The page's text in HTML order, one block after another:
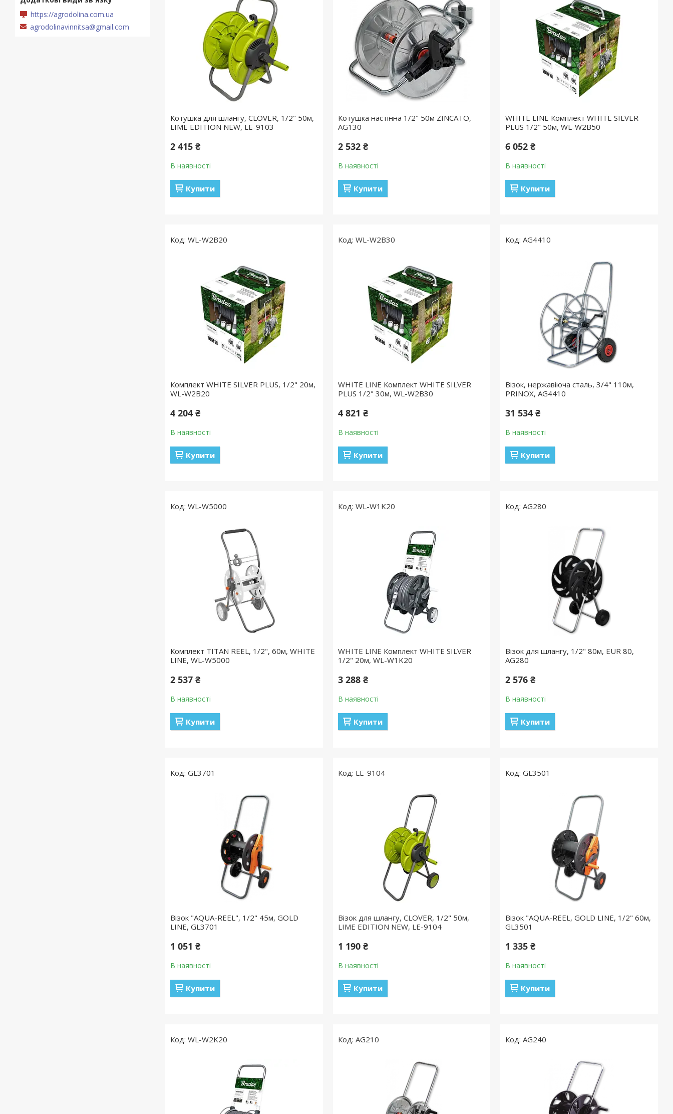
Котушка для шлангу, CLOVER, 1/2" 50м,
LIME EDITION NEW, LE-9103
2 415 ₴
В наявності
Купити
Котушка настінна 1/2" 50м ZINCATO,
AG130
2 532 ₴
В наявності
Купити
WHITE LINE Комплект WHITE SILVER
PLUS 1/2" 50м, WL-W2B50
6 052 ₴
В наявності
Купити
WL-W2B20
Комплект WHITE SILVER PLUS, 1/2" 20м,
WL-W2B20
4 204 ₴
В наявності
Купити
WL-W2B30
WHITE LINE Комплект WHITE SILVER
PLUS 1/2" 30м, WL-W2B30
4 821 ₴
В наявності
Купити
AG4410
Візок, нержавіюча сталь, 3/4" 110м,
PRINOX, AG4410
31 534 ₴
В наявності
Купити
WL-W5000
Комплект TITAN REEL, 1/2", 60м, WHITE
LINE, WL-W5000
2 537 ₴
В наявності
Купити
WL-W1K20
WHITE LINE Комплект WHITE SILVER
1/2" 20м, WL-W1K20
3 288 ₴
В наявності
Купити
AG280
Візок для шлангу, 1/2" 80м, EUR 80,
AG280
2 576 ₴
В наявності
Купити
GL3701
Візок "AQUA-REEL", 1/2" 45м, GOLD
LINE, GL3701
1 051 ₴
В наявності
Купити
LE-9104
Візок для шлангу, CLOVER, 1/2" 50м,
LIME EDITION NEW, LE-9104
1 190 ₴
В наявності
Купити
GL3501
Візок "AQUA-REEL, GOLD LINE, 1/2" 60м,
GL3501
1 335 ₴
В наявності
Купити
WL-W2K20 AG210 AG240
https://agrodolina.com.ua
agrodolinavinnitsa@gmail.com